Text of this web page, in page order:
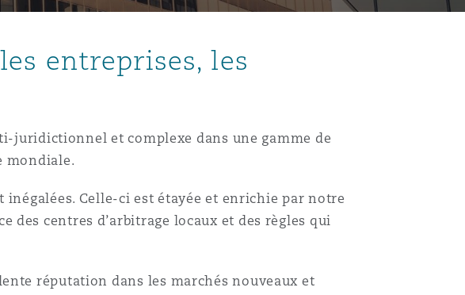
entreprises, les
juridictionnel et complexe dans une gamme de
mondiale.
Celle-ci est étayée et enrichie par notre
centres d’arbitrage locaux et des règles qui
réputation dans les marchés nouveaux et